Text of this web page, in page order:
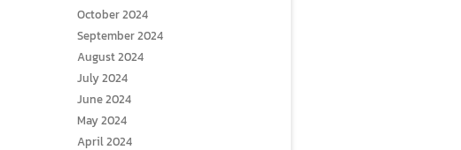
October 2024
September 2024
August 2024
July 2024
June 2024
May 2024
April 2024